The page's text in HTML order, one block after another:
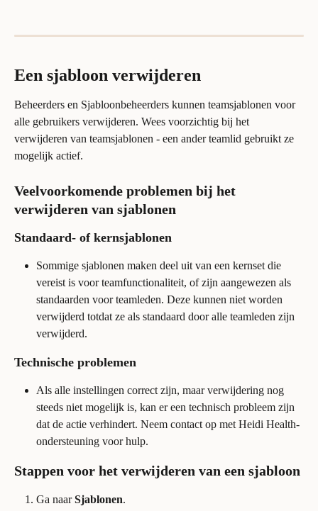
Een sjabloon verwijderen
Beheerders en Sjabloonbeheerders kunnen teamsjablonen voor
alle gebruikers verwijderen. Wees voorzichtig bij het
verwijderen van teamsjablonen - een ander teamlid gebruikt ze
mogelijk actief.
Veelvoorkomende problemen bij het
verwijderen van sjablonen
Standaard- of kernsjablonen
Sommige sjablonen maken deel uit van een kernset die
vereist is voor teamfunctionaliteit, of zijn aangewezen als
standaarden voor teamleden. Deze kunnen niet worden
verwijderd totdat ze als standaard door alle teamleden zijn
verwijderd.
Technische problemen
Als alle instellingen correct zijn, maar verwijdering nog
steeds niet mogelijk is, kan er een technisch probleem zijn
dat de actie verhindert. Neem contact op met Heidi Health-
ondersteuning voor hulp.
Stappen voor het verwijderen van een sjabloon
Ga naar Sjablonen.